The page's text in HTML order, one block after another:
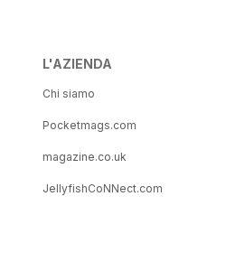
L'AZIENDA
Chi siamo
Pocketmags.com
magazine.co.uk
JellyfishCoNNect.com